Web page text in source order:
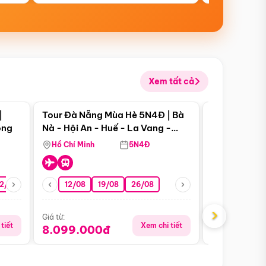
Xem tất cả
08 26/08 05/09 09/09 12/09
tiết
Điểm nổi bật
Tour Đà Nẵng Mùa Hè 5N4Đ | Bà
Nà - Hội An - Huế - La Vang -
Động Thiên Đường
Hồ Chí Minh 5N4Đ
12/08 19/08 26/08
Giá từ:
8.099.000đ Xem chi tiết
Giá từ:
›